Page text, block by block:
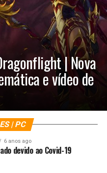
| Nova
e vídeo de
| PC
6 anos ago
devido ao Covid-19